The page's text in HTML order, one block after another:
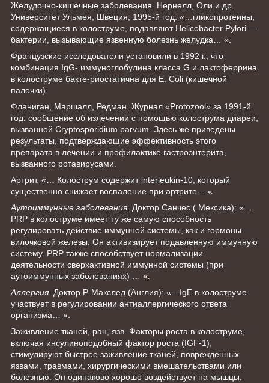
Желудочно-кишечные заболевания. Нернелл, Оли и др.
Университет Ульмея, Швеция, 1995-й год: «…гликопротеины,
содержащиеся в колоструме, подавляют Helicobacter Pylori —
бактерии, вызывающие язвенную болезнь желудка… «.
Французские исследователи установили в 1992 г., что
комбинация IgG- иммуноглобулина класса G и лактоферрина
в колоструме бакте-риостатична для Е. Coli (кишечной
палочки).
Фланиган, Маршалл, Редман. Журнал «Protozool» за 1991-й
год: сообщение об излечении с помощью колострума диареи,
вызванной Cryptosporidium parvum. Здесь же приведены
результаты, подтверждающие эффективность этого
препарата в лечении и профилактике гастроэнтерита,
вызванного ротавирусами.
Артрит. «… Колострум содержит interleukin-10, который
существенно снижает воспаление при артрите… «
Аутоиммунные заболевания. Доктор Санчес ( Мексика): «…
PRP в колоструме имеет ту же самую способность
регулировать действие иммунной системы, как и гормоны
вилочковой железы. Он активизирует подавленную иммунную
систему. PRP также способствует нормализации
деятельности сверхактивной иммунной системы (при
аутоиммунных заболеваниях) … «.
Аллергия. Доктор Р. Макслед (Англия): «…IgE в колоструме
участвует в регулировании антиаллергического ответа
организма… «.
Заживление тканей, ран, язв. Факторы роста в колоструме,
включая инсулиноподобный фактор роста (IGF-1),
стимулируют быстрое заживление тканей, поврежденных
язвами, травмами, хирургическими вмешательствами или
болезнью. Он одинаково хорошо воздействует на мышцы,